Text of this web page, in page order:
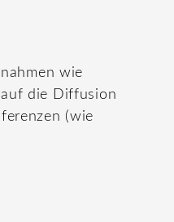
wie
auf die Diffusion
(wie